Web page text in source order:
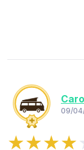
09/